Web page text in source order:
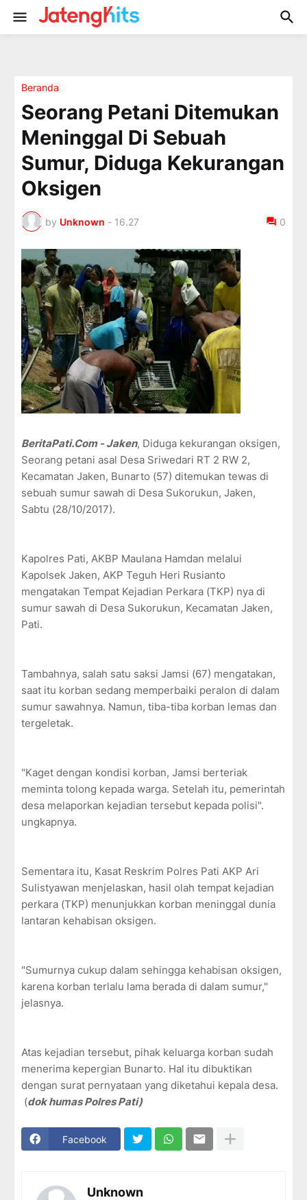
Beranda
Seorang Petani Ditemukan
Meninggal Di Sebuah
Sumur, Diduga Kekurangan
Oksigen
by Unknown - 16.27 0
BeritaPati.Com - Jaken, Diduga kekurangan oksigen,
Seorang petani asal Desa Sriwedari RT 2 RW 2,
Kecamatan Jaken, Bunarto (57) ditemukan tewas di
sebuah sumur sawah di Desa Sukorukun, Jaken,
Sabtu (28/10/2017).
Kapolres Pati, AKBP Maulana Hamdan melalui
Kapolsek Jaken, AKP Teguh Heri Rusianto
mengatakan Tempat Kejadian Perkara (TKP) nya di
sumur sawah di Desa Sukorukun, Kecamatan Jaken,
Pati.
Tambahnya, salah satu saksi Jamsi (67) mengatakan,
saat itu korban sedang memperbaiki peralon di dalam
sumur sawahnya. Namun, tiba-tiba korban lemas dan
tergeletak.
"Kaget dengan kondisi korban, Jamsi berteriak
meminta tolong kepada warga. Setelah itu, pemerintah
desa melaporkan kejadian tersebut kepada polisi".
ungkapnya.
Sementara itu, Kasat Reskrim Polres Pati AKP Ari
Sulistyawan menjelaskan, hasil olah tempat kejadian
perkara (TKP) menunjukkan korban meninggal dunia
lantaran kehabisan oksigen.
"Sumurnya cukup dalam sehingga kehabisan oksigen,
karena korban terlalu lama berada di dalam sumur,"
jelasnya.
Atas kejadian tersebut, pihak keluarga korban sudah
menerima kepergian Bunarto. Hal itu dibuktikan
dengan surat pernyataan yang diketahui kepala desa.
(dok humas Polres Pati)
Facebook
Unknown